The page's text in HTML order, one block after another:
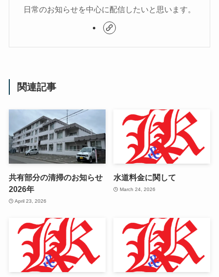
日常のお知らせを中心に配信したいと思います。
関連記事
共有部分の清掃のお知らせ
2026年
April 23, 2026
水道料金に関して
March 24, 2026